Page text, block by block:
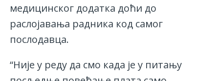
медицинског додатка доћи до
раслојавања радника код самог
послодавца.
“Није у реду да смо када је у питању